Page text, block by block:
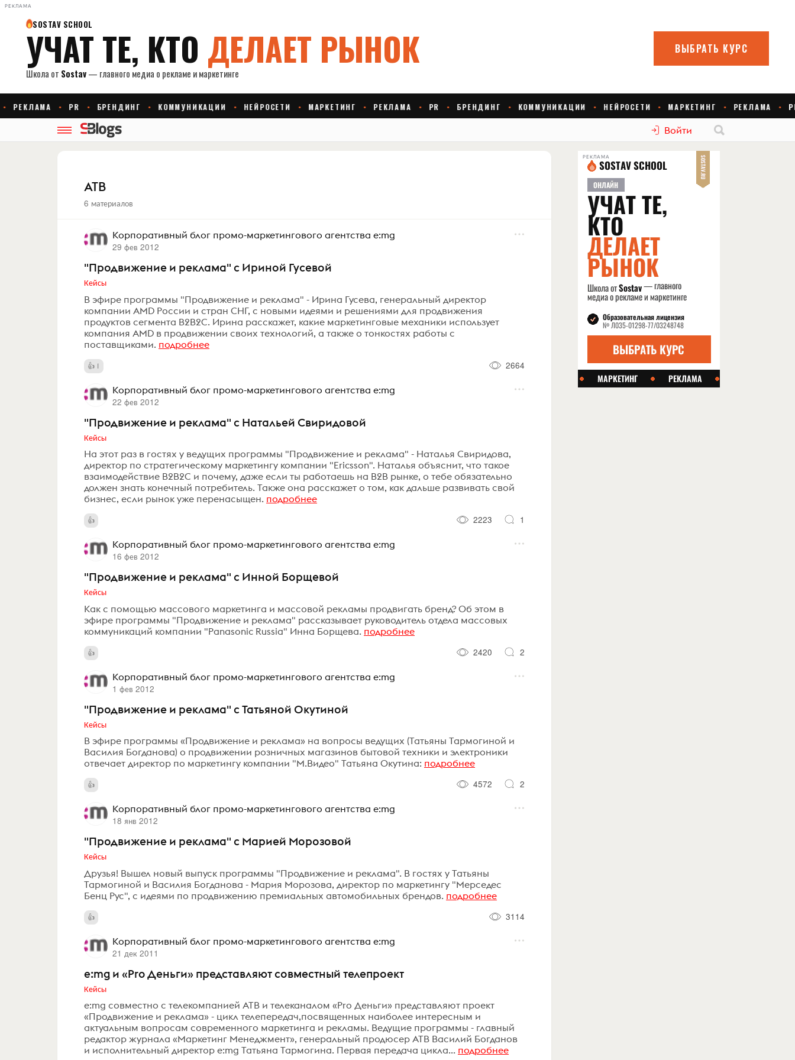
РЕКЛАМА
Войти
АТВ
6 материалов
Корпоративный блог промо-маркетингового агентства e:mg
29 фев 2012
"Продвижение и реклама" с Ириной Гусевой
Кейсы
В эфире программы "Продвижение и реклама" - Ирина Гусева, генеральный директор
компании AMD России и стран СНГ, с новыми идеями и решениями для продвижения
продуктов сегмента B2B2C. Ирина расскажет, какие маркетинговые механики использует
компания AMD в продвижении своих технологий, а также о тонкостях работы с
поставщиками. подробнее
1 2664
Корпоративный блог промо-маркетингового агентства e:mg
22 фев 2012
"Продвижение и реклама" с Натальей Свиридовой
Кейсы
На этот раз в гостях у ведущих программы "Продвижение и реклама" - Наталья Свиридова,
директор по стратегическому маркетингу компании "Ericsson". Наталья объяснит, что такое
взаимодействие B2B2C и почему, даже если ты работаешь на B2B рынке, о тебе обязательно
должен знать конечный потребитель. Также она расскажет о том, как дальше развивать свой
бизнес, если рынок уже перенасыщен. подробнее
2223
1
Корпоративный блог промо-маркетингового агентства e:mg
16 фев 2012
"Продвижение и реклама" с Инной Борщевой
Кейсы
Как с помощью массового маркетинга и массовой рекламы продвигать бренд? Об этом в
эфире программы "Продвижение и реклама" рассказывает руководитель отдела массовых
коммуникаций компании "Panasonic Russia" Инна Борщева. подробнее
2420
2
Корпоративный блог промо-маркетингового агентства e:mg
1 фев 2012
"Продвижение и реклама" с Татьяной Окутиной
Кейсы
В эфире программы «Продвижение и реклама» на вопросы ведущих (Татьяны Тармогиной и
Василия Богданова) о продвижении розничных магазинов бытовой техники и электроники
отвечает директор по маркетингу компании "М.Видео" Татьяна Окутина: подробнее
4572
2
Корпоративный блог промо-маркетингового агентства e:mg
18 янв 2012
"Продвижение и реклама" с Марией Морозовой
Кейсы
Друзья! Вышел новый выпуск программы "Продвижение и реклама". В гостях у Татьяны
Тармогиной и Василия Богданова - Мария Морозова, директор по маркетингу "Мерседес
Бенц Рус", с идеями по продвижению премиальных автомобильных брендов. подробнее
3114
Корпоративный блог промо-маркетингового агентства e:mg
21 дек 2011
e:mg и «Pro Деньги» представляют совместный телепроект
Кейсы
e:mg совместно с телекомпанией АТВ и телеканалом «Pro Деньги» представляют проект
«Продвижение и реклама» - цикл телепередач,посвященных наиболее интересным и
актуальным вопросам современного маркетинга и рекламы. Ведущие программы - главный
редактор журнала «Маркетинг Менеджмент», генеральный продюсер АТВ Василий Богданов
и исполнительный директор e:mg Татьяна Тармогина. Первая передача цикла... подробнее
РЕКЛАМА